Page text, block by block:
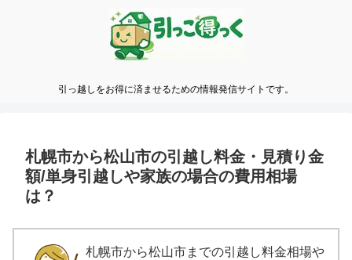
引っ越しをお得に済ませるための情報発信サイトです。
札幌市から松山市の引越し料金・見積り金
額/単身引越しや家族の場合の費用相場
は？
札幌市から松山市までの引越し料金相場や